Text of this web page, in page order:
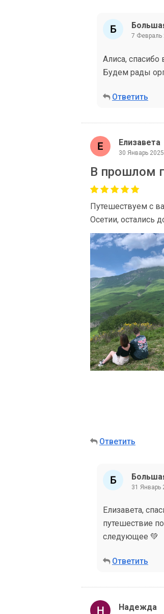
7 Февраль
Алиса,
Будем рады
Ответить
Елизавета
30 Январь
В прошлом
Путешествуем с
Осетии, остались
Ответить
31 Январь
Елизавета,
путешествие
следующее 💚
Ответить
Надежда